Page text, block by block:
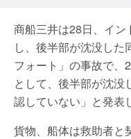
商船三井は28日、イ
し、後半部が沈没した
フォート」の事故で、
として、後半部が沈没
認していない」と発表
貨物、船体は救助者と